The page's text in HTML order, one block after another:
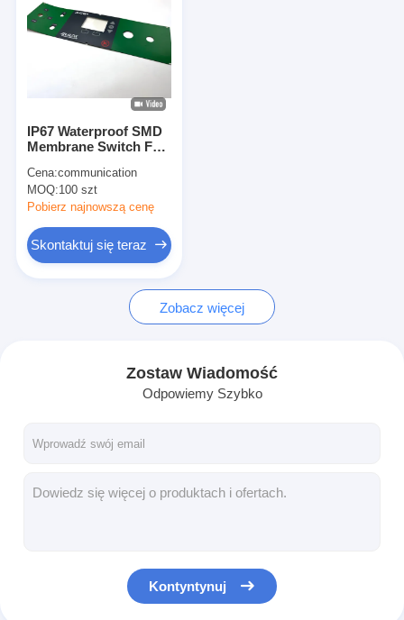
Medyczny przełącznik membranowy
Przełącznik płasko-membranowy
Przełącznik membranowy ESD
Przełącznik membranowy LCD
Przełącznik membranowy pojemnościowy
Opakowania z folii ochronnej i papieru śledzącego
IP67 Waterproof SMD
Membrane Switch For
Durability In Industrial
Automation
Cena:communication
MOQ:100 szt
Pobierz najnowszą cenę
Skontaktuj się teraz
Zobacz więcej
Zostaw Wiadomość
Odpowiemy Szybko
Kontyntynuj